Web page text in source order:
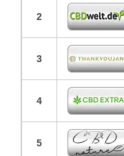
2
3
4
5